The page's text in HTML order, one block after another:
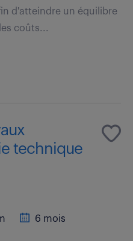
d'atteindre un équilibre
coûts...
technique
6 mois